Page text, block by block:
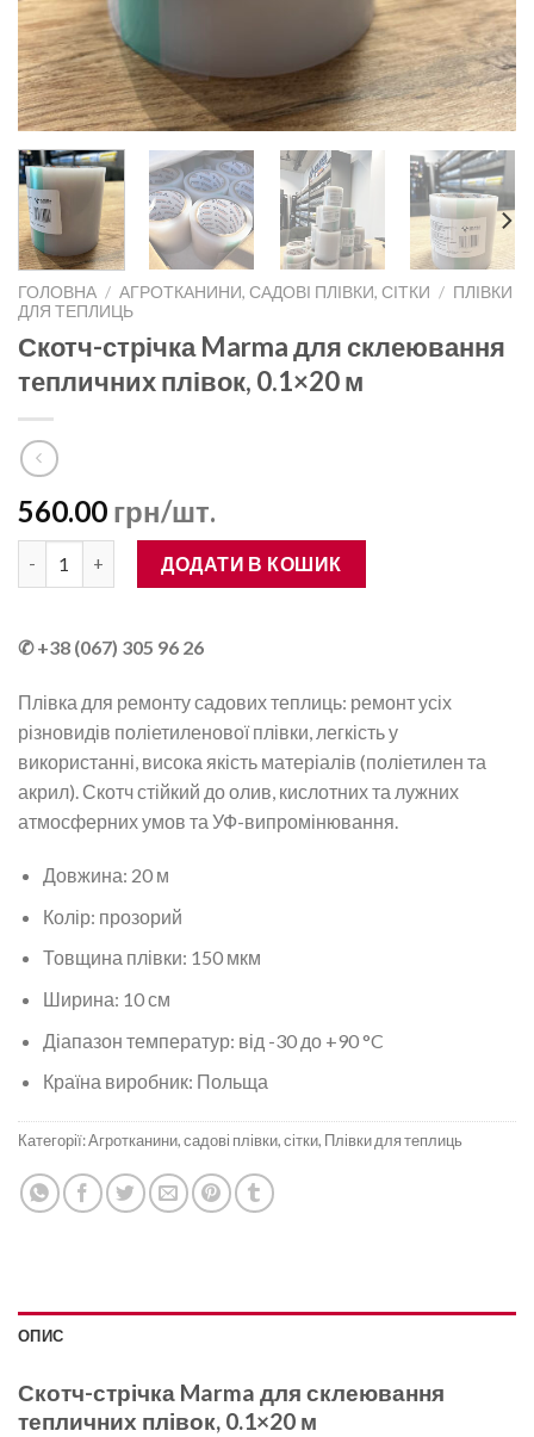
ГОЛОВНА / АГРОТКАНИНИ, САДОВІ ПЛІВКИ, СІТКИ / ПЛІВКИ
ДЛЯ ТЕПЛИЦЬ
Скотч-стрічка Marma для склеювання
тепличних плівок, 0.1×20 м
560.00 грн/шт.
Скотч-стрічка Marma для склеювання тепличних плівок,
ДОДАТИ В КОШИК
✆ +38 (067) 305 96 26
Плівка для ремонту садових теплиць: ремонт усіх
різновидів поліетиленової плівки, легкість у
використанні, висока якість матеріалів (поліетилен та
акрил). Скотч стійкий до олив, кислотних та лужних
атмосферних умов та УФ-випромінювання.
Довжина: 20 м
Колір: прозорий
Товщина плівки: 150 мкм
Ширина: 10 см
Діапазон температур: від -30 до +90 °C
Країна виробник: Польща
Категорії:Агротканини, садові плівки, сітки, Плівки для теплиць
ОПИС
Скотч-стрічка Marma для склеювання
тепличних плівок, 0.1×20 м